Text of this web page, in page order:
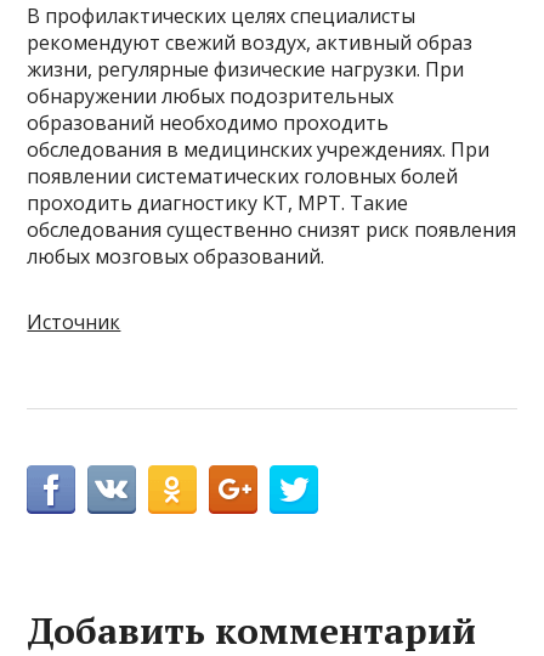
В профилактических целях специалисты
рекомендуют свежий воздух, активный образ
жизни, регулярные физические нагрузки. При
обнаружении любых подозрительных
образований необходимо проходить
обследования в медицинских учреждениях. При
появлении систематических головных болей
проходить диагностику КТ, МРТ. Такие
обследования существенно снизят риск появления
любых мозговых образований.
Источник
Добавить комментарий